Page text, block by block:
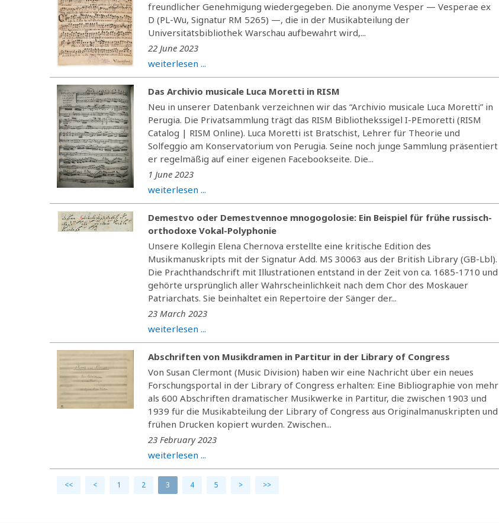
freundlicher Genehmigung wiedergegeben. Die anonyme Vesper — Vesperae ex
D (PL-Wu, Signatur RM 5265) —, die in der Musikabteilung der
Universitätsbibliothek Warschau aufbewahrt wird,...
22 June 2023
weiterlesen ...
Das Archivio musicale Luca Moretti in RISM
Neu in unserer Datenbank verzeichnen wir das “Archivio musicale Luca Moretti” in
Perugia. Die Privatsammlung trägt das RISM Bibliothekssigel I-PEmoretti (RISM
Catalog | RISM Online). Luca Moretti ist Bratschist, Lehrer für Theorie und
Solfeggio am Konservatorium von Perugia. Seine noch junge Sammlung präsentiert
er regelmäßig auf einer eigenen Facebookseite. Die...
1 June 2023
weiterlesen ...
Demestvo oder Demestvennoe mnogogolosie: Ein Beispiel für frühe russisch-
orthodoxe Vokal-Polyphonie
Unsere Kollegin Elena Chernova erstellte eine kritische Edition des
Musikmanuskripts mit der Signatur Add. MS 30063 aus der British Library (GB-Lbl).
Die Prachthandschrift mit Illustrationen entstand in der Zeit von ca. 1685-1710 und
gehörte ursprünglich aller Wahrscheinlichkeit nach dem Chor des Moskauer
Patriarchats. Sie beinhaltet ein Repertoire der Sänger der...
23 March 2023
weiterlesen ...
Abschriften von Musikdramen in Partitur in der Library of Congress
Von Susan Clermont (Music Division) haben wir eine Nachricht über ein neues
Forschungsportal in der Library of Congress erhalten: Eine Bibliographie von mehr
als 600 Abschriften dramatischer Musikwerke in Partitur, die zwischen 1903 und
1939 für die Musikabteilung der Library of Congress aus Originalmanuskripten und
frühen Drucken kopiert wurden. Zwischen...
23 February 2023
weiterlesen ...
<< < 1 2 3 4 5 > >>